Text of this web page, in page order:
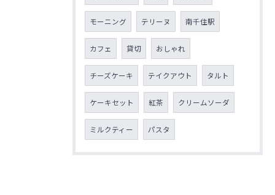
モーニング テリーヌ 南千住駅
カフェ 貸切 おしゃれ
チーズケーキ テイクアウト タルト
ケーキセット 紅茶 クリームソーダ
ミルクティー パスタ